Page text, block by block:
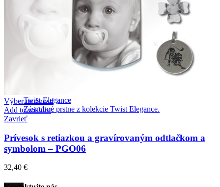
Twist Elegance
Zásnubné prstne z kolekcie Twist Elegance.
Výber možností
Add to wishlist
Zavrieť
Prívesok s retiazkou a gravírovaným odtlačkom a
symbolom – PGO06
32,40 €